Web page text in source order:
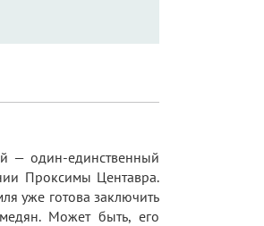
— один-единственный
Проксимы Центавра.
уже готова заключить
Может быть, его